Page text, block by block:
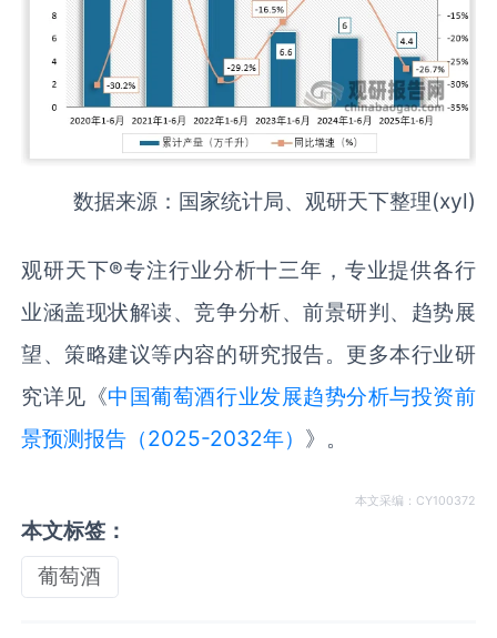
数据来源：国家统计局、观研天下整理(xyl)
观研天下®专注行业分析十三年，专业提供各行
业涵盖现状解读、竞争分析、前景研判、趋势展
望、策略建议等内容的研究报告。更多本行业研
究详见《中国葡萄酒行业发展趋势分析与投资前
景预测报告（2025-2032年） 》。
本文采编：CY100372
本文标签：
葡萄酒